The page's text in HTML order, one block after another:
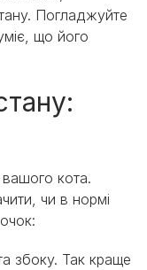
Погладжуйте
що його
кота.
чи в нормі
збоку. Так краще